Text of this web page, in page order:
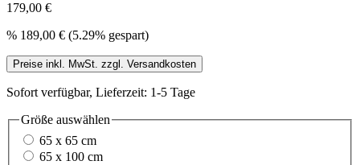
179,00 €
% 189,00 € (5.29% gespart)
Preise inkl. MwSt. zzgl. Versandkosten
Sofort verfügbar, Lieferzeit: 1-5 Tage
Größe auswählen
65 x 65 cm
65 x 100 cm